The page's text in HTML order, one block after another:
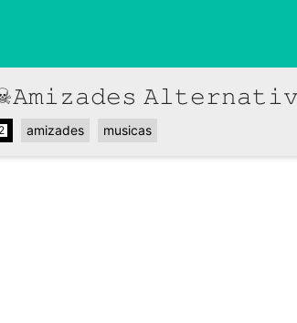
☠︎𝙰𝚖𝚒𝚣𝚊𝚍𝚎𝚜
2 amizades musicas